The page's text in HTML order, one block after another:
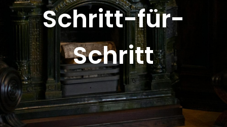
Schritt-für-
Schritt